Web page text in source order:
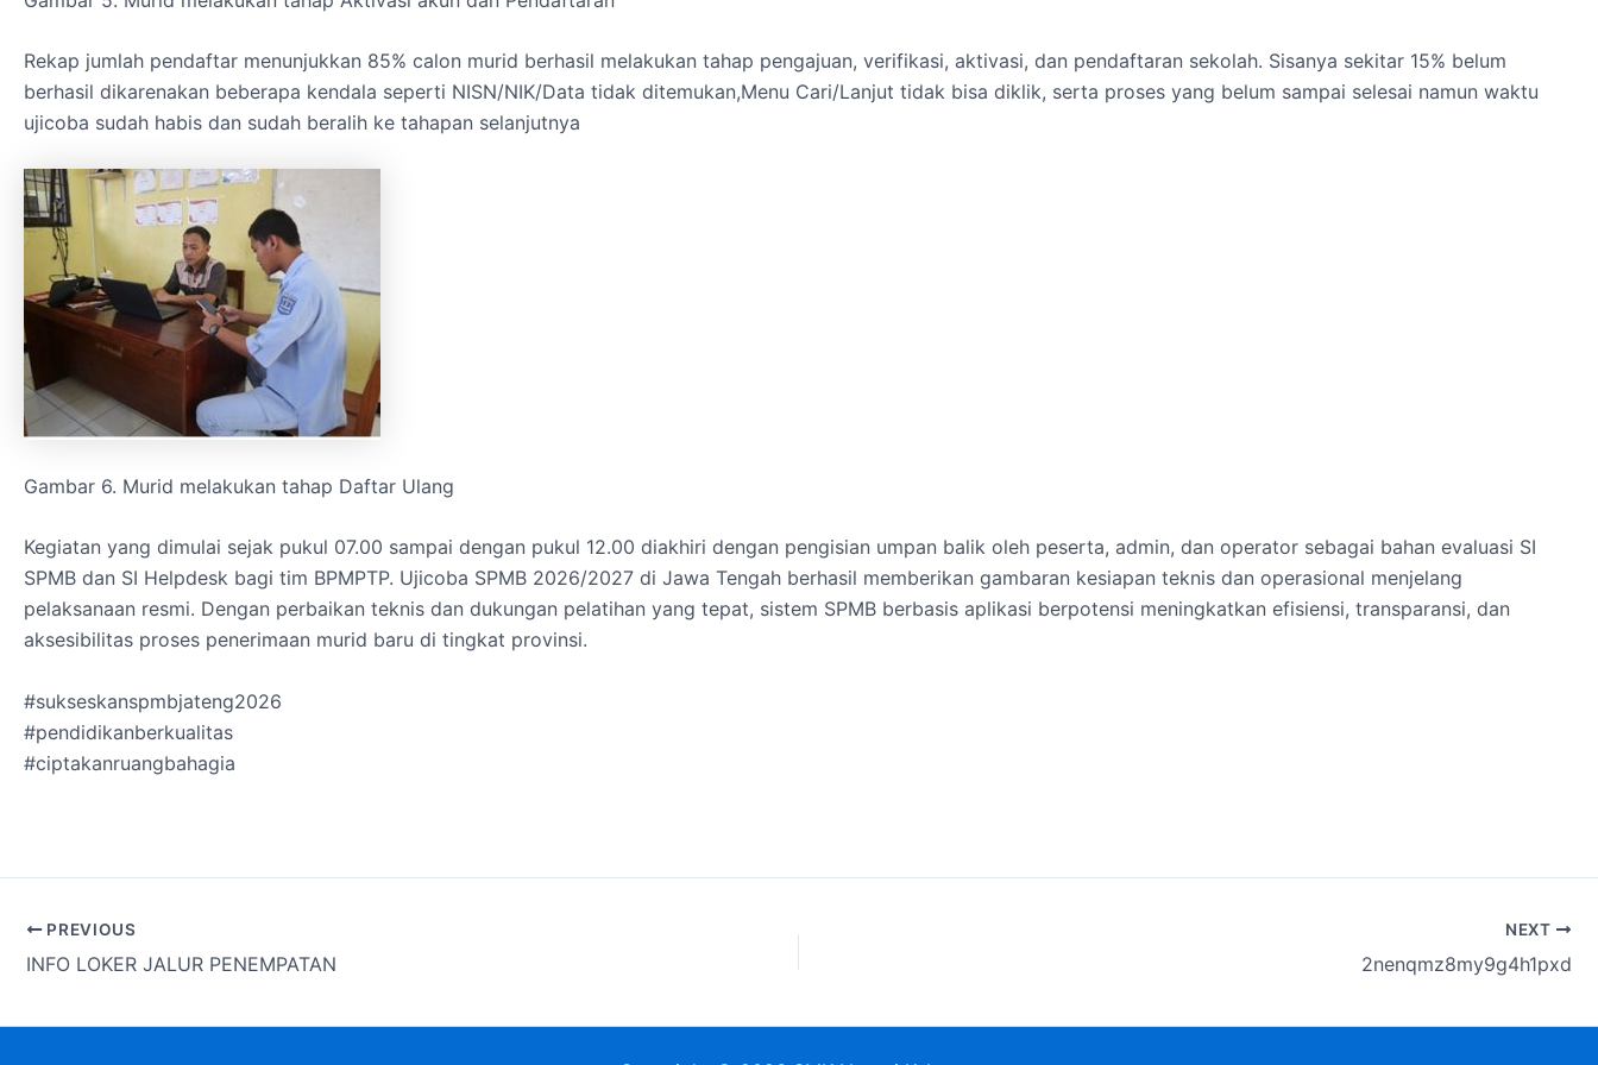
Rekap jumlah pendaftar menunjukkan 85% calon murid berhasil melakukan tahap pengajuan, verifikasi, aktivasi, dan pendaftaran sekolah. Sisanya sekitar 15% belum
berhasil dikarenakan beberapa kendala seperti NISN/NIK/Data tidak ditemukan,Menu Cari/Lanjut tidak bisa diklik, serta proses yang belum sampai selesai namun waktu
ujicoba sudah habis dan sudah beralih ke tahapan selanjutnya
Gambar 6. Murid melakukan tahap Daftar Ulang
Kegiatan yang dimulai sejak pukul 07.00 sampai dengan pukul 12.00 diakhiri dengan pengisian umpan balik oleh peserta, admin, dan operator sebagai bahan evaluasi SI
SPMB dan SI Helpdesk bagi tim BPMPTP. Ujicoba SPMB 2026/2027 di Jawa Tengah berhasil memberikan gambaran kesiapan teknis dan operasional menjelang
pelaksanaan resmi. Dengan perbaikan teknis dan dukungan pelatihan yang tepat, sistem SPMB berbasis aplikasi berpotensi meningkatkan efisiensi, transparansi, dan
aksesibilitas proses penerimaan murid baru di tingkat provinsi.
#sukseskanspmbjateng2026
#pendidikanberkualitas
#ciptakanruangbahagia
PREVIOUS
INFO LOKER JALUR PENEMPATAN
NEXT
2nenqmz8my9g4h1pxd